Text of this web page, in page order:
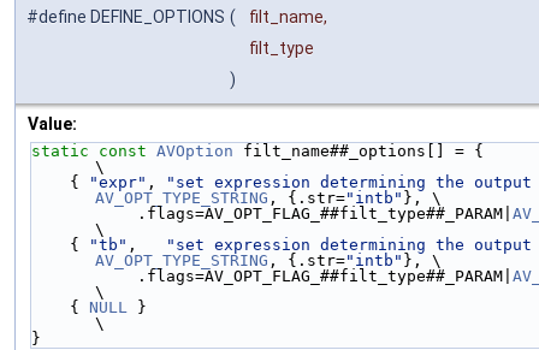
#define DEFINE_OPTIONS (
filt_name,
filt_type
)
Value:
static const AVOption filt_name##_options[] = {
\
    {
"expr" ,
"set expression determining the output
AV_OPT_TYPE_STRING , {.str="intb" }, \
           .flags=AV_OPT_FLAG_##filt_type##_PARAM|
\
    {
"tb" ,
"set expression determining the output
AV_OPT_TYPE_STRING , {.str="intb" }, \
           .flags=AV_OPT_FLAG_##filt_type##_PARAM|
\
    {
NULL }
\
}